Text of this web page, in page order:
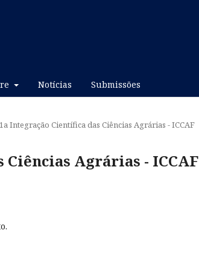
Notícias Submissões
1a Integração Científica das Ciências Agrárias - ICCAF
Agrárias - ICCAF